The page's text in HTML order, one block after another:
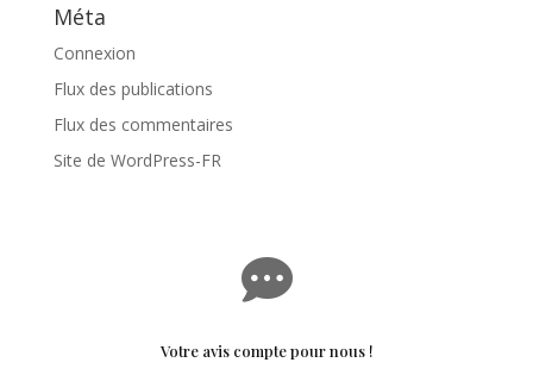
Méta
Connexion
Flux des publications
Flux des commentaires
Site de WordPress-FR

Votre avis compte pour nous !